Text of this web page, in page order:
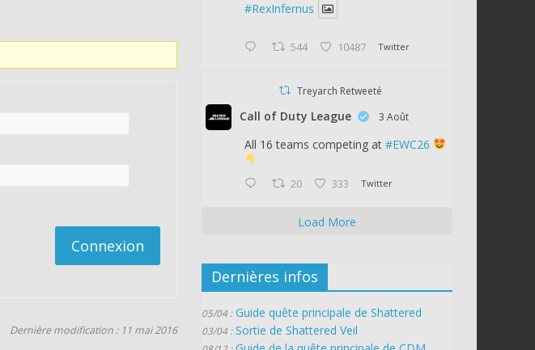
Connexion
Dernière modification : 11 mai 2016
#RexInfernus
544 10487 Twitter
Treyarch Retweeté
Call of Duty League 3 Août
All 16 teams competing at #EWC26
20 333 Twitter
Load More
Dernières infos
05/04 : Guide quête principale de Shattered
03/04 : Sortie de Shattered Veil